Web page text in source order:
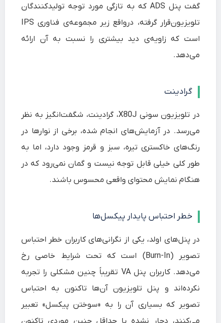
گفت پنل ADS که به تازگی مورد توجه تولیدکنندگان
تلویزیون‌قرار گرفته، درواقع زیر مجموعه‌ی فناوری IPS
است که زاویه‌ی دید بیشتری را نسبت به آن ارائه
می‌دهد.
گرادینت
در تلویزیون سونی X80J، گرادینت، شگفت‌انگیز به نظر
می‌رسد. در آزمایش‌های انجام شده، برخی از نوارها در
رنگ‌های خاکستری تیره، سبز و قرمز وجود دارد، اما به
طور کلی خیلی قابل توجه نیست و گمان نمی‌رود که در
هنگام نمایش محتوای واقعی محسوس باشند.
خطر احتباس پایدار پیکسل‌ها
در پنل‌های اولد، یکی از نگرانی‌های کاربران خطر احتباس
تصویر (Burn-In) است که تحت شرایط خاصی رخ
می‌دهد. کاربران پنل VA تقریباً چنین مشکلی را تجربه
نکرده‌اند و پنل تلویزیون آن‌ها تاکنون به احتباس
تصویر که بسیاری آن را به «سوختن پیکسل» تعبیر
می‌کنند، دچار نشده یا حداقل چنین موردی تاکنون